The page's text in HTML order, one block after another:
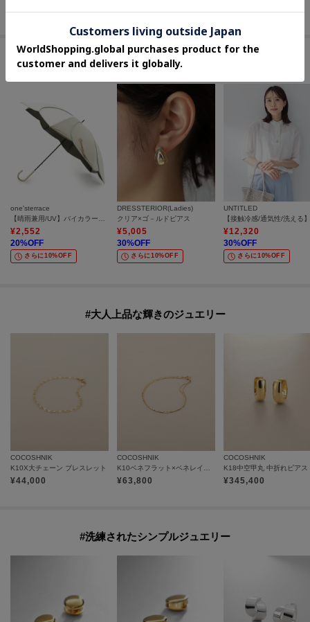
セールアイテムからのおすすめ
one'sterrace
【晴雨兼用/UV】バイカラーパイピング 長傘
¥2,552
20%OFF
さらに10%OFF
DRESSTERIOR(Ladies)
クリア×ゴ－ルドピアス
¥5,005
30%OFF
さらに10%OFF
UNTITLED
¥12,320
30%OFF
さらに10%OFF
#大人上品な輝きのジュエリー
COCOSHNIK
K10X大チェーン ブレスレット
¥44,000
COCOSHNIK
¥63,800
COCOSHNIK
K18中空甲丸 中折れピアス
¥345,400
#洗練されたシンプルジュエリー